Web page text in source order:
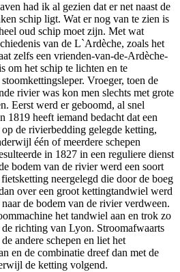
had ik al gezien dat er net naast de
schip ligt. Wat er nog van te zien is
oud schip moet zijn. Met wat
van de L`Ardèche, zoals het
zelfs een vrienden-van-de-Ardèche-
om het schip te lichten en te
Vroeger, toen de
rivier was kon men slechts met grote
Eerst werd er geboomd, al snel
1819 heeft iemand bedacht dat een
de rivierbedding gelegde ketting,
één of meerdere schepen
in 1827 in een reguliere dienst
bodem van de rivier werd een soort
neergelegd die door de boeg
over een groot kettingtandwiel werd
de bodem van de rivier verdween.
het tandwiel aan en trok zo
richting van Lyon. Stroomafwaarts
andere schepen en liet het
en de combinatie dreef dan met de
de ketting volgend.